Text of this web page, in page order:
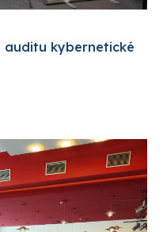
kybernetické